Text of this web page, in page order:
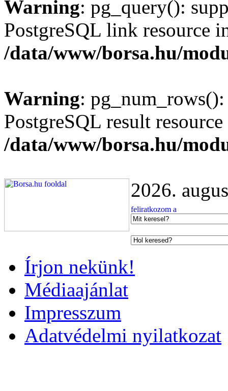
Warning: pg_query():
PostgreSQL link resource
/data/www/borsa.hu/
Warning:
PostgreSQL result
/data/www/borsa.hu/
2026.
Írjon nekünk!
Médiaajánlat
Impresszum
Adatvédelmi nyilatkozat